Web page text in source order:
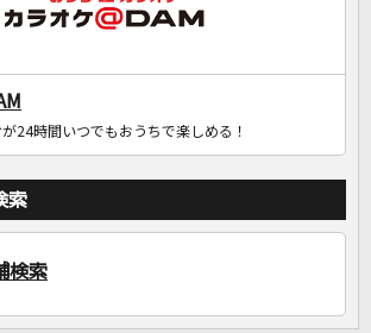
24時間いつでもおうちで楽しめる！
索
検索